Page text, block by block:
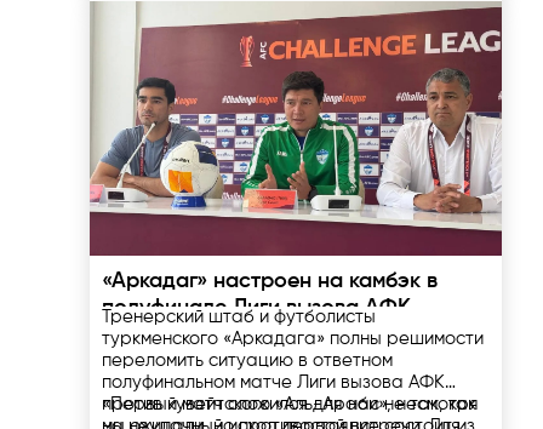
минуты), еще один гол на счету Алтымурада
Аннадурдыева (58).
В первом матче, который прошел 9 апреля в
Эль-Кувейте, подопечные Владимира
Байрамова уступили со счетом 0:2.
По сумме двух встреч «Аркадаг» вышел в
финал Лиги вызова АФК.
Финал турнира пройдет 10 мая, соперник
«Аркадага» определится 17 апреля в матче
«Преа Хан Рич Свай Риенг» (Камбоджа) и
«Мадура Юнайтед» (Индонезия).
17.04.2025
«Аркадаг» настроен на камбэк в
полуфинале Лиги вызова АФК
Тренерский штаб и футболисты
туркменского «Аркадага» полны решимости
переломить ситуацию в ответном
полуфинальном матче Лиги вызова АФК
против кувейтского «Аль-Араби», несмотря
«Первый матч сложился для нас не так, как